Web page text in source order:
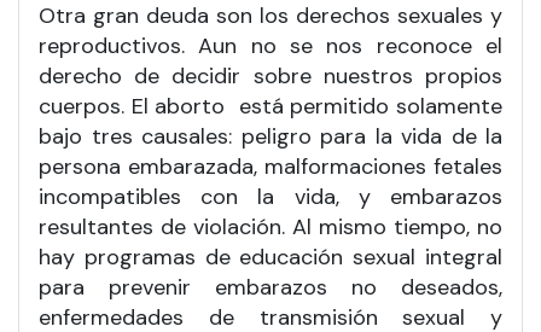
Otra gran deuda son los derechos sexuales y
reproductivos. Aun no se nos reconoce el
derecho de decidir sobre nuestros propios
cuerpos. El aborto está permitido solamente
bajo tres causales: peligro para la vida de la
persona embarazada, malformaciones fetales
incompatibles con la vida, y embarazos
resultantes de violación. Al mismo tiempo, no
hay programas de educación sexual integral
para prevenir embarazos no deseados,
enfermedades de transmisión sexual y